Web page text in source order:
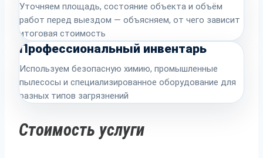
Уточняем площадь, состояние объекта и объём
работ перед выездом — объясняем, от чего зависит
итоговая стоимость
Профессиональный инвентарь
Используем безопасную химию, промышленные
пылесосы и специализированное оборудование для
разных типов загрязнений
Стоимость услуги